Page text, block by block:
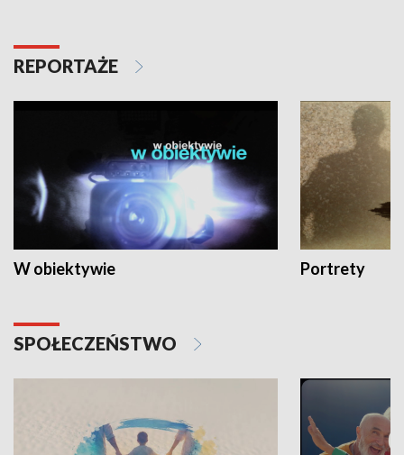
REPORTAŻE
W obiektywie Portrety
SPOŁECZEŃSTWO